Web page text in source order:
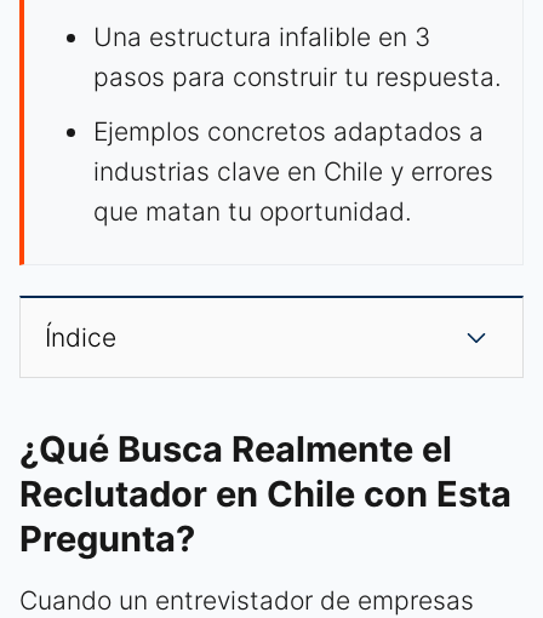
Una estructura infalible en 3
pasos para construir tu respuesta.
Ejemplos concretos adaptados a
industrias clave en Chile y errores
que matan tu oportunidad.
Índice
¿Qué Busca Realmente el
Reclutador en Chile con Esta
Pregunta?
Cuando un entrevistador de empresas